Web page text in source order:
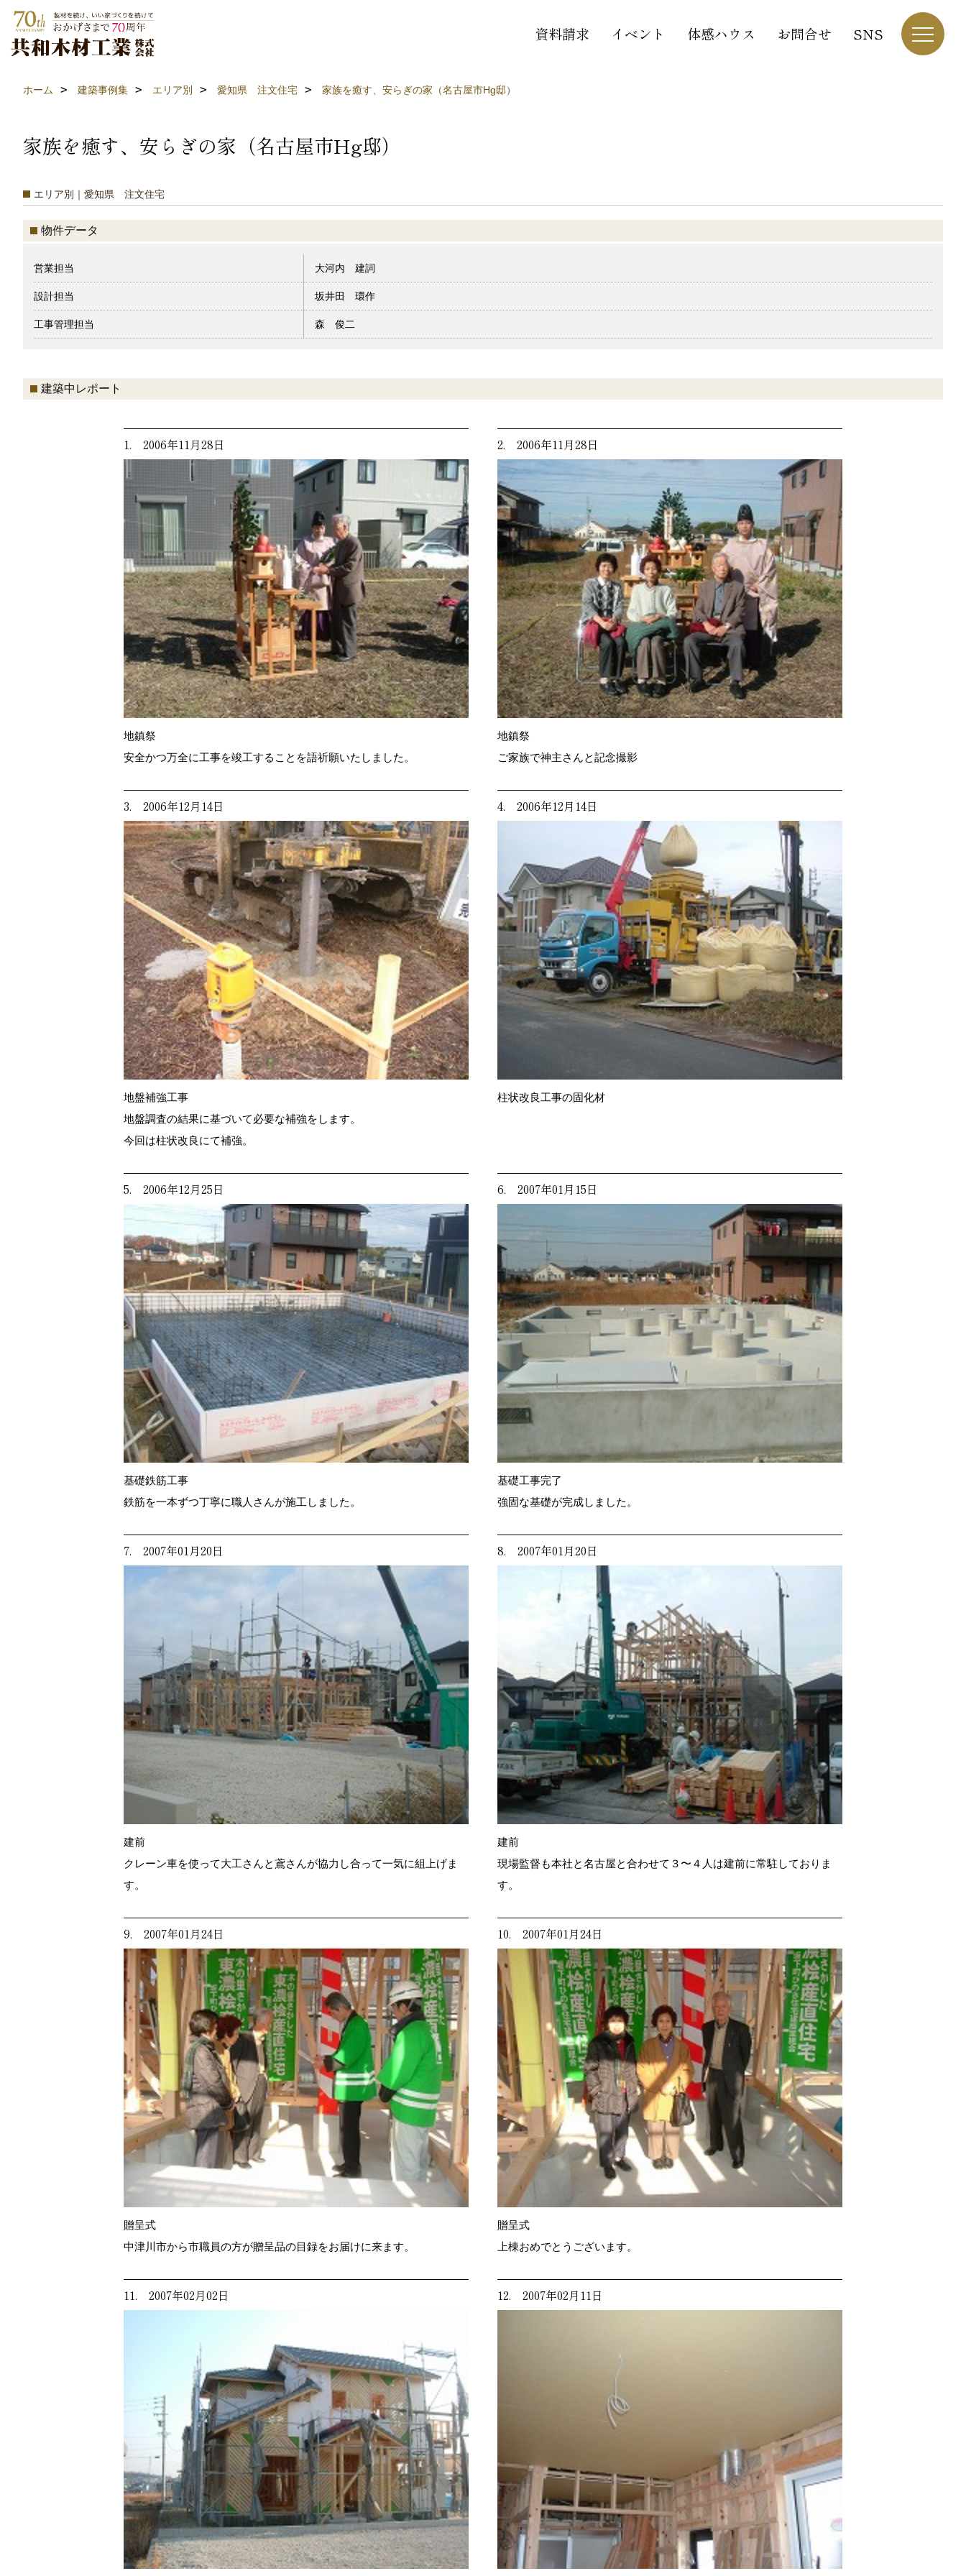
資料請求 イベント 体感ハウス お問合せ SNS
ホーム 建築事例集 エリア別 愛知県 注文住宅 家族を癒す、安らぎの家（名古屋市Hg邸）
家族を癒す、安らぎの家（名古屋市Hg邸）
エリア別｜愛知県 注文住宅
物件データ
営業担当 大河内 建詞
設計担当 坂井田 環作
工事管理担当 森 俊二
建築中レポート
1. 2006年11月28日
地鎮祭
安全かつ万全に工事を竣工することを語祈願いたしました。
2. 2006年11月28日
地鎮祭
ご家族で神主さんと記念撮影
3. 2006年12月14日
地盤補強工事
地盤調査の結果に基づいて必要な補強をします。
今回は柱状改良にて補強。
4. 2006年12月14日
柱状改良工事の固化材
5. 2006年12月25日
基礎鉄筋工事
鉄筋を一本ずつ丁寧に職人さんが施工しました。
6. 2007年01月15日
基礎工事完了
強固な基礎が完成しました。
7. 2007年01月20日
建前
クレーン車を使って大工さんと鳶さんが協力し合って一気に組上げま
す。
8. 2007年01月20日
建前
現場監督も本社と名古屋と合わせて３〜４人は建前に常駐しておりま
す。
9. 2007年01月24日
贈呈式
中津川市から市職員の方が贈呈品の目録をお届けに来ます。
10. 2007年01月24日
贈呈式
上棟おめでとうございます。
11. 2007年02月02日 12. 2007年02月11日